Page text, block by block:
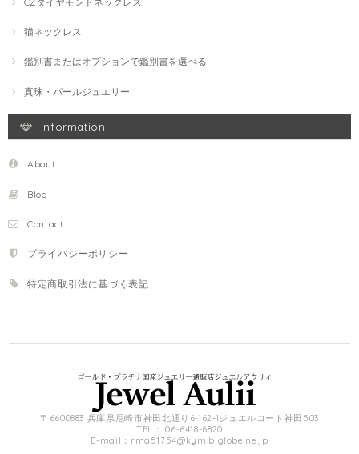
猫ネックレス
鑑別書またはオプションで鑑別書を選べる
真珠・パールジュエリー
Information
About
Blog
Contact
プライバシーポリシー
特定商取引法に基づく表記
〒6600883 兵庫県尼崎市神田北通り6-162-1ジュエルコート神田503
TEL： 06-6418-6820
E-mail： rma51754@kym.biglobe.ne.jp